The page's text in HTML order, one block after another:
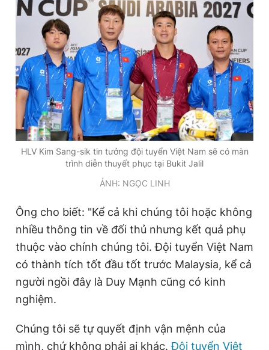
HLV Kim Sang-sik tin tưởng đội tuyển Việt Nam sẽ có màn
trình diễn thuyết phục tại Bukit Jalil
ẢNH: NGỌC LINH
Ông cho biết: "Kể cả khi chúng tôi hoặc không
nhiều thông tin về đối thủ nhưng kết quả phụ
thuộc vào chính chúng tôi. Đội tuyển Việt Nam
có thành tích tốt đầu tốt trước Malaysia, kể cả
người ngồi đây là Duy Mạnh cũng có kinh
nghiệm.
Chúng tôi sẽ tự quyết định vận mệnh của
mình, chứ không phải ai khác.Đội tuyển Việt